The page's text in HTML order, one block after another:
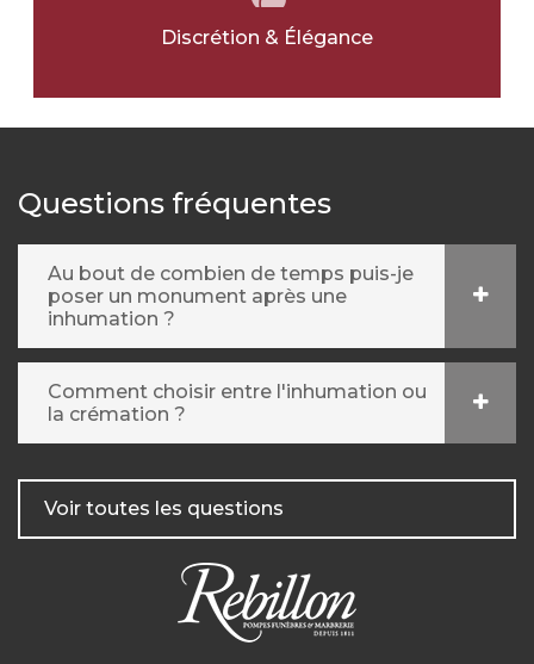
Discrétion & Élégance
Questions fréquentes
Au bout de combien de temps puis-je
poser un monument après une
inhumation ?
Comment choisir entre l'inhumation ou
la crémation ?
Voir toutes les questions